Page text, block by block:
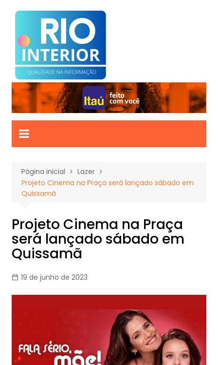
para
conteúdo
Página inicial
Lazer
Projeto Cinema na Praça será lançado sábado em
Quissamã
Projeto Cinema na Praça
será lançado sábado em
Quissamã
19 de junho de 2023